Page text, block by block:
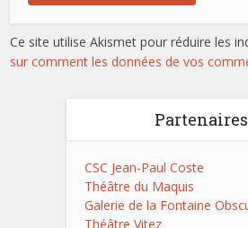
Ce site utilise Akismet pour réduire les
sur comment les données de vos
Partenaires
CSC Jean-Paul Coste
Théâtre du Maquis
Galerie de la Fontaine
Théâtre Vitez